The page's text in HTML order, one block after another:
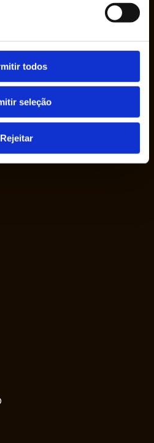
todos
seleção
Rejeitar
& Cª., S.A. foi
Sr. Ruy de Lacerda, em
empresa individual.